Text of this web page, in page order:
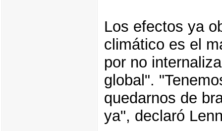
Los efectos ya
climático es el
por no
global".
quedarnos de
ya", declaró